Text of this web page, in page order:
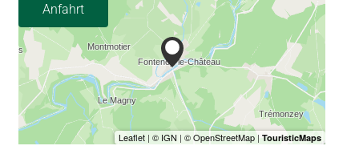
Anfahrt